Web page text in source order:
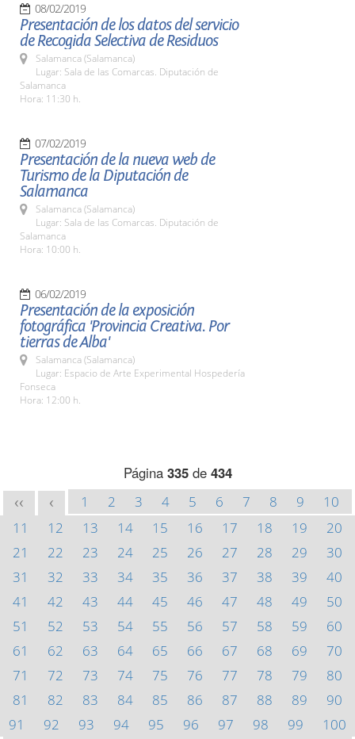
08/02/2019
Presentación de los datos del servicio
de Recogida Selectiva de Residuos
Salamanca (Salamanca)
Lugar: Sala de las Comarcas. Diputación de
Salamanca
Hora: 11:30 h.
07/02/2019
Presentación de la nueva web de
Turismo de la Diputación de
Salamanca
Salamanca (Salamanca)
Lugar: Sala de las Comarcas. Diputación de
Salamanca
Hora: 10:00 h.
06/02/2019
Presentación de la exposición
fotográfica 'Provincia Creativa. Por
tierras de Alba'
Salamanca (Salamanca)
Lugar: Espacio de Arte Experimental Hospedería
Fonseca
Hora: 12:00 h.
Página 335de 434
<< < 1 2 3 4 5 6 7 8 9
10
11
12 13 14 15 16 17 18 19
20
21
22 23 24 25 26 27 28 29
30
31
32 33 34 35 36 37 38 39
40
41
42 43 44 45 46 47 48 49
50
51
52 53 54 55 56 57 58 59
60
61
62 63 64 65 66 67 68 69
70
71
72 73 74 75 76 77 78 79
80
81
82 83 84 85 86 87 88 89
90
91
92 93 94 95 96 97 98 99
100